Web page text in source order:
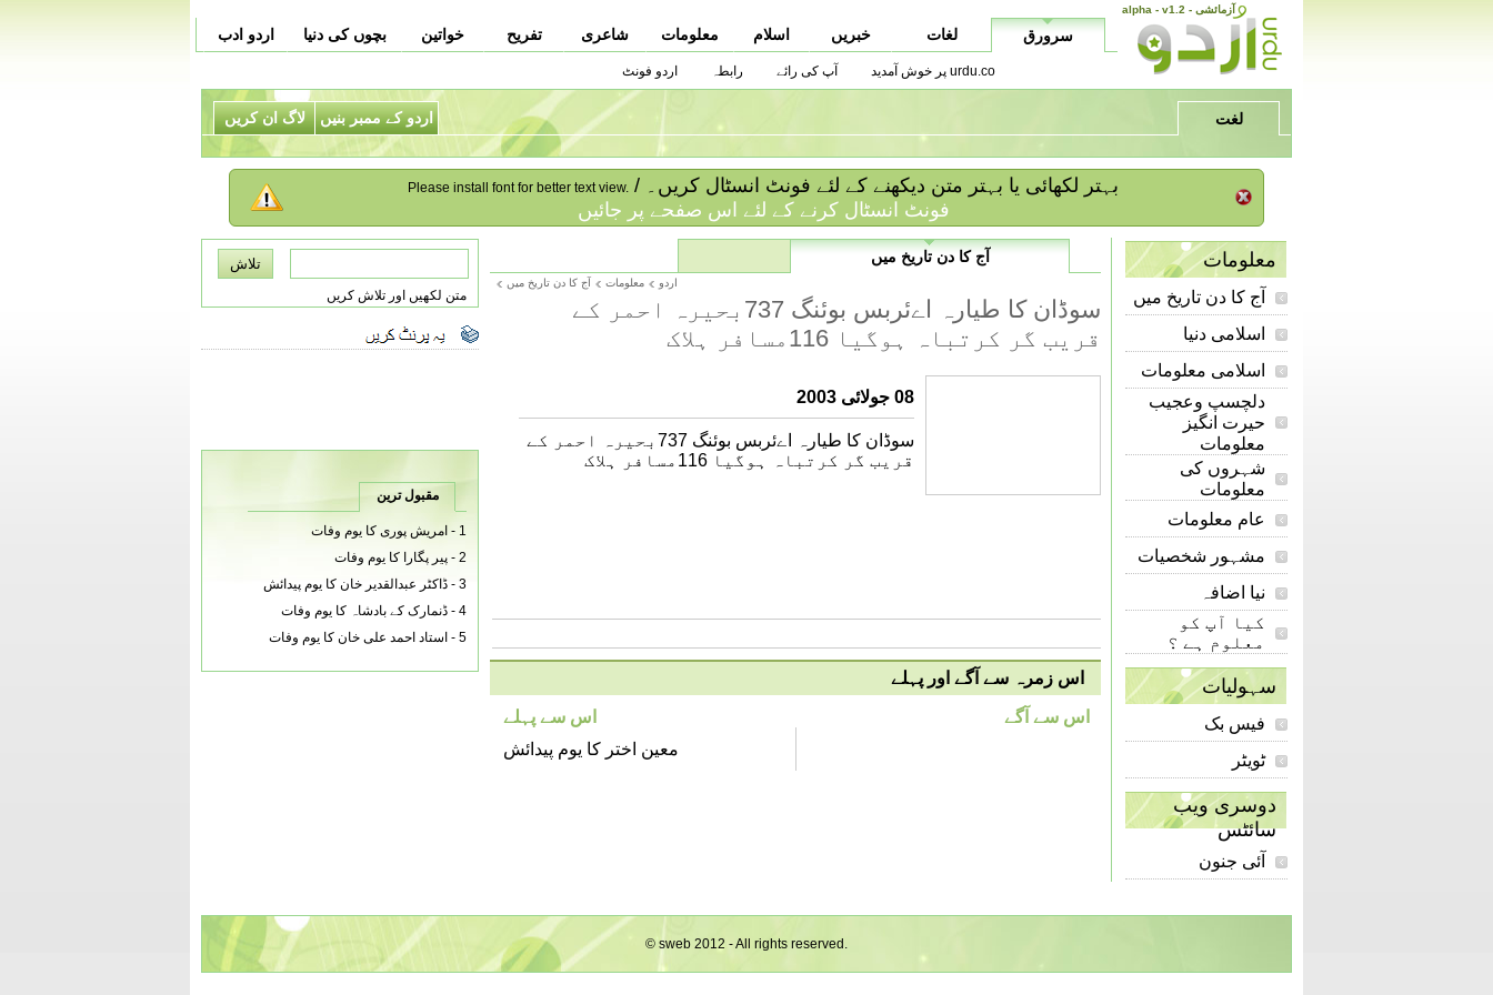
alpha - v1.2 - آزمائشی
سرورق لغات خبریں اسلام معلومات شاعری تفریح خواتین بچوں کی دنیا اردو ادب
urdu.co پر خوش آمدید آپ کی رائے رابطہ اردو فونٹ
لغت اردو کے ممبر بنیں لاگ ان کریں
Please install font for better text view.
/ بہتر لکھائی یا بہتر متن دیکھنے کے لئے فونٹ انسٹال کریں۔
فونٹ انسٹال کرنے کے لئے اس صفحے پر جائیں
معلومات
آج کا دن تاریخ میں
اسلامی دنیا
اسلامی معلومات
دلچسپ وعجیب
حیرت انگیز
معلومات
شہروں کی
معلومات
عام معلومات
مشہور شخصیات
نیا اضافہ
کیا آپ کو
معلوم ہے ؟
سہولیات
فیس بک
ٹویٹر
دوسری ویب
سائٹس
آئی جنون
آج کا دن تاریخ میں
اردو معلومات آج کا دن تاریخ میں
سوڈان کا طیارہ اےئربس بوئنگ 737بحیرہ احمر کے
قریب گر کرتباہ ہوگیا 116مسافر ہلاک
08 جولائی 2003
سوڈان کا طیارہ اےئربس بوئنگ 737بحیرہ احمر کے
قریب گر کرتباہ ہوگیا 116مسافر ہلاک
اس زمرہ سے آگے اور پہلے
اس سے آگے
اس سے پہلے
معین اختر کا یوم پیدائش
متن لکھیں اور تلاش کریں
مقبول ترین
1 -
امریش پوری کا یوم وفات
2 -
پیر پگارا کا یوم وفات
3 -
ڈاکٹر عبدالقدیر خان کا یوم پیدائش
4 -
ڈنمارک کے بادشاہ کا یوم وفات
5 -
استاد احمد علی خان کا یوم وفات
© sweb 2012 - All rights reserved.